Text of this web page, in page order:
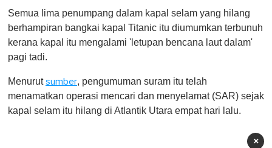
Semua lima penumpang dalam kapal selam yang hilang
berhampiran bangkai kapal Titanic itu diumumkan terbunuh
kerana kapal itu mengalami 'letupan bencana laut dalam'
pagi tadi.
Menurutsumber, pengumuman suram itu telah
menamatkan operasi mencari dan menyelamat (SAR) sejak
kapal selam itu hilang di Atlantik Utara empat hari lalu.
×